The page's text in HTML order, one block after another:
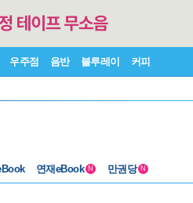
우주점 음반 블루레이 커피
연재eBook N 만권당 N